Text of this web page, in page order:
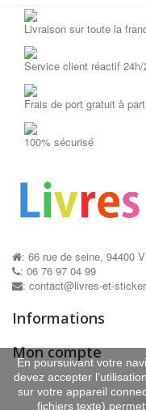
Ma
Livraison sur toute la
Service client réactif
Frais de port gratuit à
100% sécurisé
: 66 rue de seine, 94400
: 06 76 97 04 99
: contact@livres-et-
Informations
Mon compte
En poursuivant votre
devez accepter
sur votre appareil
fichiers texte)